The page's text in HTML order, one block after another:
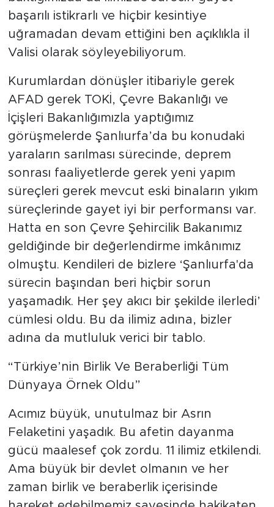
başarılı istikrarlı ve hiçbir kesintiye
uğramadan devam ettiğini ben açıklıkla il
Valisi olarak söyleyebiliyorum.
Kurumlardan dönüşler itibariyle gerek
AFAD gerek TOKİ, Çevre Bakanlığı ve
İçişleri Bakanlığımızla yaptığımız
görüşmelerde Şanlıurfa’da bu konudaki
yaraların sarılması sürecinde, deprem
sonrası faaliyetlerde gerek yeni yapım
süreçleri gerek mevcut eski binaların yıkım
süreçlerinde gayet iyi bir performansı var.
Hatta en son Çevre Şehircilik Bakanımız
geldiğinde bir değerlendirme imkânımız
olmuştu. Kendileri de bizlere ‘Şanlıurfa'da
sürecin başından beri hiçbir sorun
yaşamadık. Her şey akıcı bir şekilde ilerledi’
cümlesi oldu. Bu da ilimiz adına, bizler
adına da mutluluk verici bir tablo.
“Türkiye’nin Birlik Ve Beraberliği Tüm
Dünyaya Örnek Oldu”
Acımız büyük, unutulmaz bir Asrın
Felaketini yaşadık. Bu afetin dayanma
gücü maalesef çok zordu. 11 ilimiz etkilendi.
Ama büyük bir devlet olmanın ve her
zaman birlik ve beraberlik içerisinde